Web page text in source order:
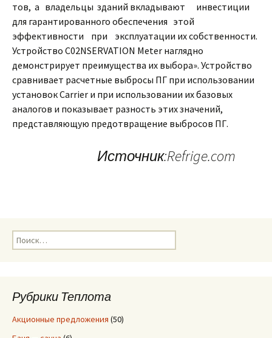
тов, а владельцы зданий вкладывают инвестиции
для гарантированного обеспечения этой
эффективности при эксплуатации их собственности.
Устройство C02NSERVATION Meter наглядно
демонстрирует преимущества их выбора». Устройство
сравнивает расчетные выбросы ПГ при использовании
установок Carrier и при использовании их базовых
аналогов и показывает разность этих значений,
представляющую предотвращение выбросов ПГ.
Источник:Refrige.com
Н
а
:Рубрики Теплота
Акционные предложения (50)